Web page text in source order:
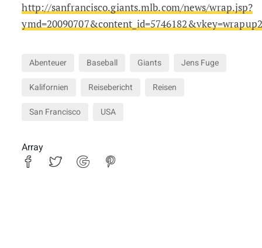
http://sanfrancisco.giants.mlb.com/news/wrap.jsp?
Abenteuer Baseball Giants
Jens Fuge
Kalifornien
Reisebericht
Reisen
San Francisco
USA
Array